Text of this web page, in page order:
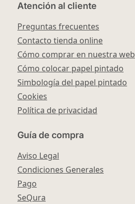
Atención al cliente
Preguntas frecuentes
Contacto tienda online
Cómo comprar en nuestra web
Cómo colocar papel pintado
Simbología del papel pintado
Cookies
Política de privacidad
Guía de compra
Aviso Legal
Condiciones Generales
Pago
SeQura